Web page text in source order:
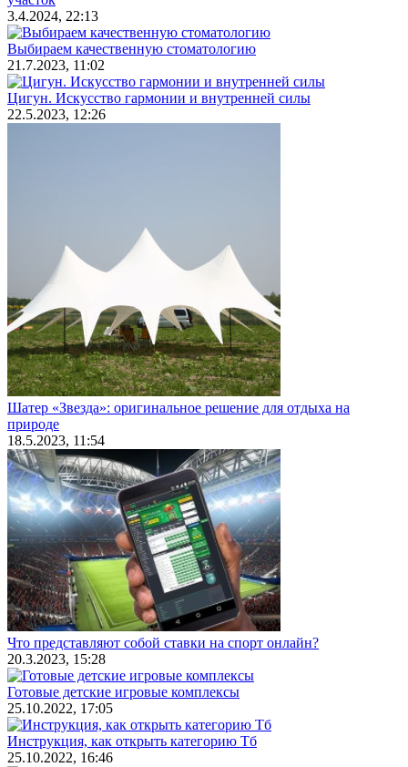
3.4.2024, 22:13
Выбираем качественную стоматологию
21.7.2023, 11:02
Цигун. Искусство гармонии и внутренней силы
22.5.2023, 12:26
Шатер «Звезда»: оригинальное решение для отдыха на
природе
18.5.2023, 11:54
Что представляют собой ставки на спорт онлайн?
20.3.2023, 15:28
Готовые детские игровые комплексы
25.10.2022, 17:05
Инструкция, как открыть категорию Тб
25.10.2022, 16:46